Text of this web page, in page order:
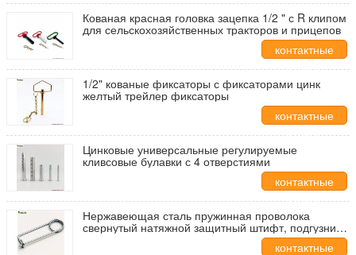
Кованая красная головка зацепка 1/2 " с R клипом
для сельскохозяйственных тракторов и прицепов
контактные
данные
1/2" кованые фиксаторы с фиксаторами цинк
желтый трейлер фиксаторы
контактные
данные
Цинковые универсальные регулируемые
кливсовые булавки с 4 отверстиями
контактные
данные
Нержавеющая сталь пружинная проволока
свернутый натяжной защитный штифт, подгузник
штифт цинк завершить защитный штифт
контактные